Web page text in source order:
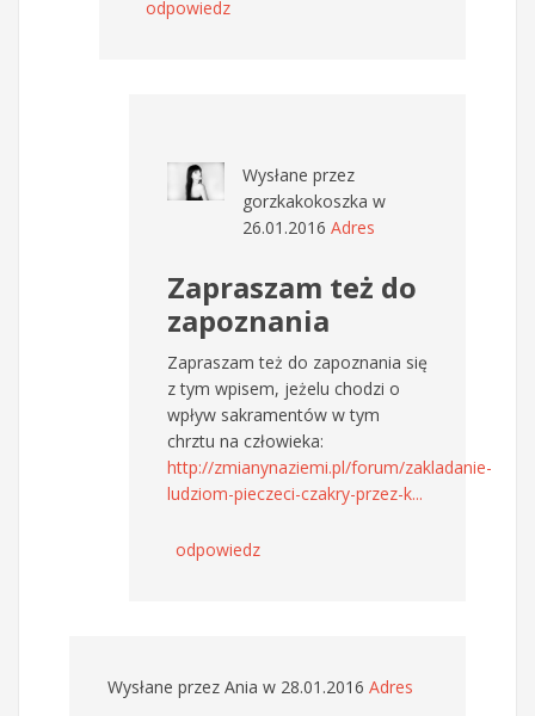
odpowiedz
Wysłane przez
gorzkakokoszka w
26.01.2016 Adres
Zapraszam też do
zapoznania
Zapraszam też do zapoznania się
z tym wpisem, jeżelu chodzi o
wpływ sakramentów w tym
chrztu na człowieka:
http://zmianynaziemi.pl/forum/zakladanie-
ludziom-pieczeci-czakry-przez-k...
odpowiedz
Wysłane przez Ania w 28.01.2016 Adres